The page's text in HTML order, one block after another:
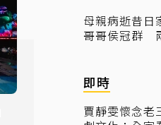
母親病逝昔日
哥哥侯冠群
即時
賈靜雯懷念老